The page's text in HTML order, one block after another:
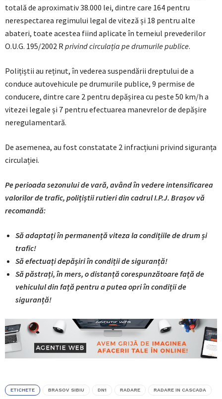
totală de aproximativ 38.000 lei, dintre care 164 pentru
nerespectarea regimului legal de viteză și 18 pentru alte
abateri, toate acestea fiind aplicate în temeiul prevederilor
O.U.G. 195/2002 R privind circulația pe drumurile publice.
Polițiștii au reținut, în vederea suspendării dreptului de a
conduce autovehicule pe drumurile publice, 9 permise de
conducere, dintre care 2 pentru depășirea cu peste 50 km/h a
vitezei legale și 7 pentru efectuarea manevrelor de depășire
neregulamentară.
De asemenea, au fost constatate 2 infracțiuni privind siguranța
circulației.
Pe perioada sezonului de vară, având în vedere intensificarea
valorilor de trafic, polițiștii rutieri din cadrul I.P.J. Brașov vă
recomandă:
Să adaptați în permanență viteza la condițiile de drum și
trafic!
Să efectuați depășiri în condiții de siguranță!
Să păstrați, în mers, o distanță corespunzătoare față de
vehiculul din față pentru a putea opri în condiții de
siguranță!
ETICHETE BRASOV SIBIU DN1 RADARE RADARE IN CASCADA